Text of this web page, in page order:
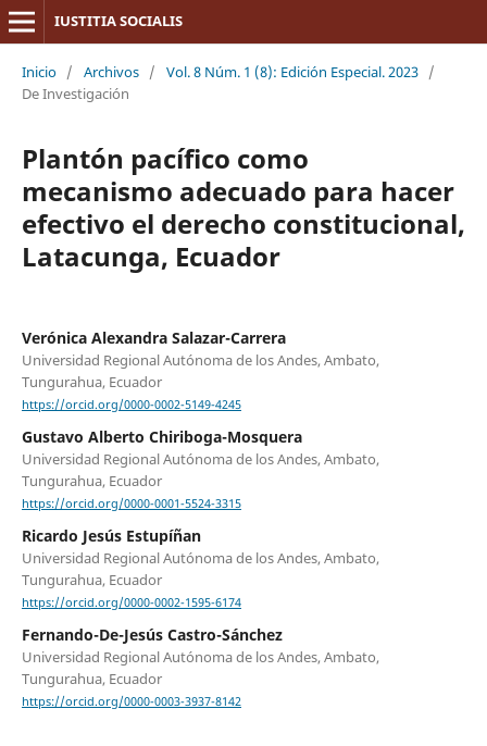
IUSTITIA SOCIALIS
Inicio / Archivos / Vol. 8 Núm. 1 (8): Edición Especial. 2023 /
De Investigación
Plantón pacífico como
mecanismo adecuado para hacer
efectivo el derecho constitucional,
Latacunga, Ecuador
Verónica Alexandra Salazar-Carrera
Universidad Regional Autónoma de los Andes, Ambato,
Tungurahua, Ecuador
https://orcid.org/0000-0002-5149-4245
Gustavo Alberto Chiriboga-Mosquera
Universidad Regional Autónoma de los Andes, Ambato,
Tungurahua, Ecuador
https://orcid.org/0000-0001-5524-3315
Ricardo Jesús Estupíñan
Universidad Regional Autónoma de los Andes, Ambato,
Tungurahua, Ecuador
https://orcid.org/0000-0002-1595-6174
Fernando-De-Jesús Castro-Sánchez
Universidad Regional Autónoma de los Andes, Ambato,
Tungurahua, Ecuador
https://orcid.org/0000-0003-3937-8142